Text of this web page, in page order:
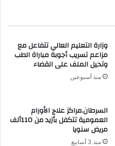
وزارة التعليم العالي تتفاعل مع
مزاعم تسريب أجوبة مباراة الطب
وتحيل الملف على القضاء
منذ أسبوعين
السرطان.مراكز علاج الأورام
العمومية تتكفل بأزيد من 110ألف
مريض سنويا
منذ 3 أسابيع